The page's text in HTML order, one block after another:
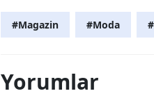
#Magazin #Moda
Yorumlar